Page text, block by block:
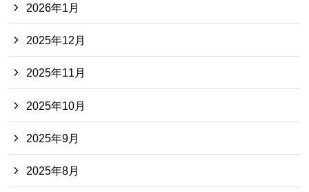
2026年1月
2025年12月
2025年11月
2025年10月
2025年9月
2025年8月